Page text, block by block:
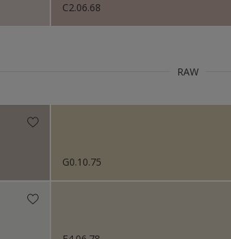
C2.06.68
RAW
G0.10.75